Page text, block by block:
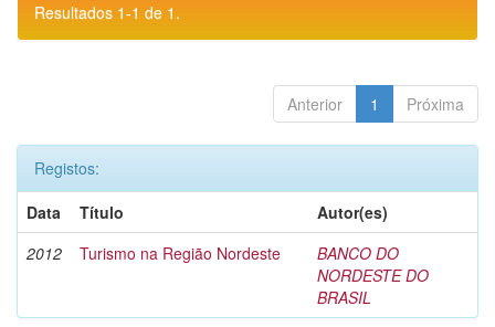
Resultados 1-1 de 1.
Anterior 1 Próxima
Registos:
Data
Título
Autor(es)
2012
Turismo na Região Nordeste
BANCO DO
NORDESTE DO
BRASIL